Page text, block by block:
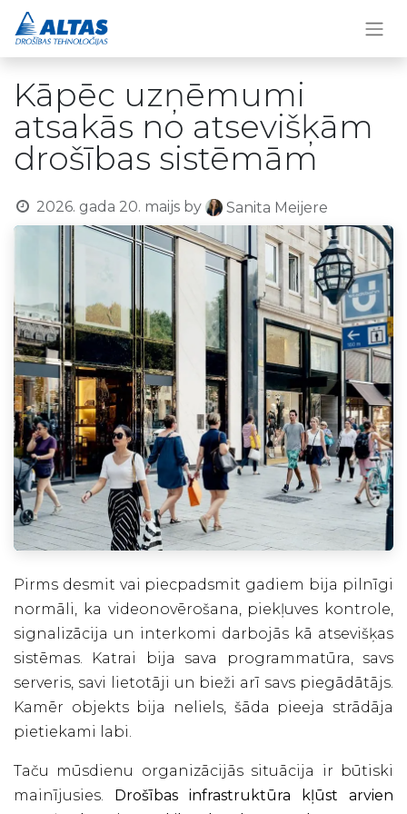
Kāpēc uzņēmumi
atsakās no atsevišķām
drošības sistēmām
2026. gada 20. maijs by Sanita Meijere
Pirms desmit vai piecpadsmit gadiem bija pilnīgi
normāli, ka videonovērošana, piekļuves kontrole,
signalizācija un interkomi darbojās kā atsevišķas
sistēmas. Katrai bija sava programmatūra, savs
serveris, savi lietotāji un bieži arī savs piegādātājs.
Kamēr objekts bija neliels, šāda pieeja strādāja
pietiekami labi.
Taču mūsdienu organizācijās situācija ir būtiski
mainījusies.
Drošības infrastruktūra kļūst arvien